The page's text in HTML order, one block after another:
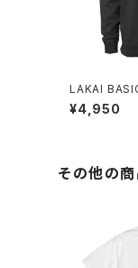
LAKAI
CK
¥4,950
その他の商